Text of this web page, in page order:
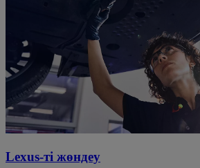
Lexus-ті жөндеу